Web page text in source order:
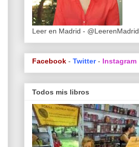
Leer en Madrid - @LeerenMadrid
Facebook - Twitter - Instagram
Todos mis libros